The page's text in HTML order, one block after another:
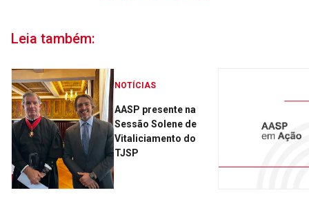
Leia também:
NOTÍCIAS
AASP presente na
Sessão Solene de
Vitaliciamento do
TJSP